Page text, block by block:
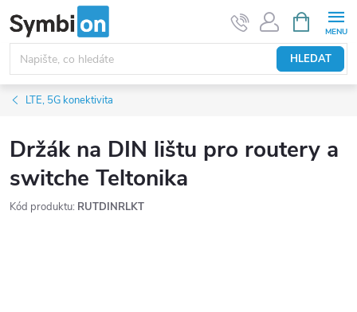
na
obsah
HLEDAT
NÁKUPNÍ
KOŠÍK
LTE, 5G konektivita
Držák na DIN lištu pro routery a
switche Teltonika
Kód produktu: RUTDINRLKT